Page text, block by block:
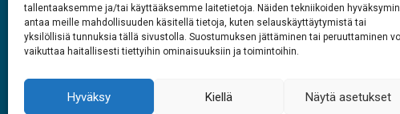
tallentaaksemme ja/tai käyttääksemme laitetietoja. Näiden tekniikoiden
antaa meille mahdollisuuden käsitellä tietoja, kuten selauskäyttäytymistä tai
yksilöllisiä tunnuksia tällä sivustolla. Suostumuksen jättäminen tai peruuttaminen
vaikuttaa haitallisesti tiettyihin ominaisuuksiin ja toimintoihin.
Hyväksy Kiellä Näytä asetukset
Aukioloajat
Joka päivä